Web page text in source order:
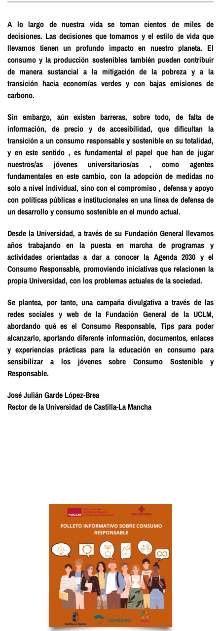
A lo largo de nuestra vida se toman cientos de miles de
decisiones. Las decisiones que tomamos y el estilo de vida que
llevamos tienen un profundo impacto en nuestro planeta. El
consumo y la producción sostenibles también pueden contribuir
de manera sustancial a la mitigación de la pobreza y a la
transición hacia economías verdes y con bajas emisiones de
carbono.
Sin embargo, aún existen barreras, sobre todo, de falta de
información, de precio y de accesibilidad, que dificultan la
transición a un consumo responsable y sostenible en su totalidad,
y en este sentido , es fundamental el papel que han de jugar
nuestros/as jóvenes universitarios/as , como agentes
fundamentales en este cambio, con la adopción de medidas no
solo a nivel individual, sino con el compromiso , defensa y apoyo
con políticas públicas e institucionales en una línea de defensa de
un desarrollo y consumo sostenible en el mundo actual.
Desde la Universidad, a través de su Fundación General llevamos
años trabajando en la puesta en marcha de programas y
actividades orientadas a dar a conocer la Agenda 2030 y el
Consumo Responsable, promoviendo iniciativas que relacionen la
propia Universidad, con los problemas actuales de la sociedad.
Se plantea, por tanto, una campaña divulgativa a través de las
redes sociales y web de la Fundación General de la UCLM,
abordando qué es el Consumo Responsable, Tips para poder
alcanzarlo, aportando diferente información, documentos, enlaces
y experiencias prácticas para la educación en consumo para
sensibilizar a los jóvenes sobre Consumo Sostenible y
Responsable.
José Julián Garde López-Brea
Rector de la Universidad de Castilla-La Mancha